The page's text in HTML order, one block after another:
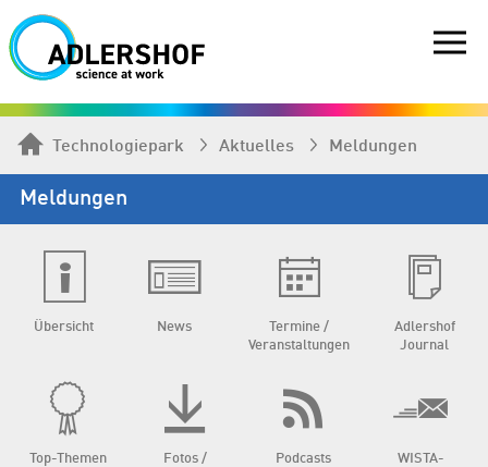
Technologiepark Aktuelles Meldungen
Meldungen
Übersicht News
Termine /
Veranstaltungen
Adlershof
Journal
Top-Themen
Fotos /
Podcasts
WISTA-